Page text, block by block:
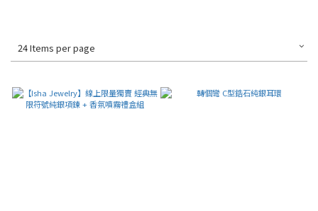
24 Items per page